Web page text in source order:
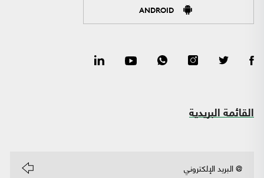
ANDROID
القائمة البريدية